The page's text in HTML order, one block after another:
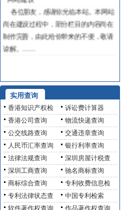
各位朋友，感谢你光临本站。本网站
尚在建设过程中，部分栏目的内容尚在
制作完善，由此给你带来的不便，敬请
谅解。……
实用查询
香港知识产权检
诉讼费计算器
香港公司查询
物流快递查询
公交线路查询
交通违章查询
人民币汇率查询
银行利率查询
法律法规查询
深圳房屋计税查
深圳工商查询
驰名商标查询
商标综合查询
专利收费信息检
专利法律状态查
中国专利检索
软件著作权查询
作品著作权查询